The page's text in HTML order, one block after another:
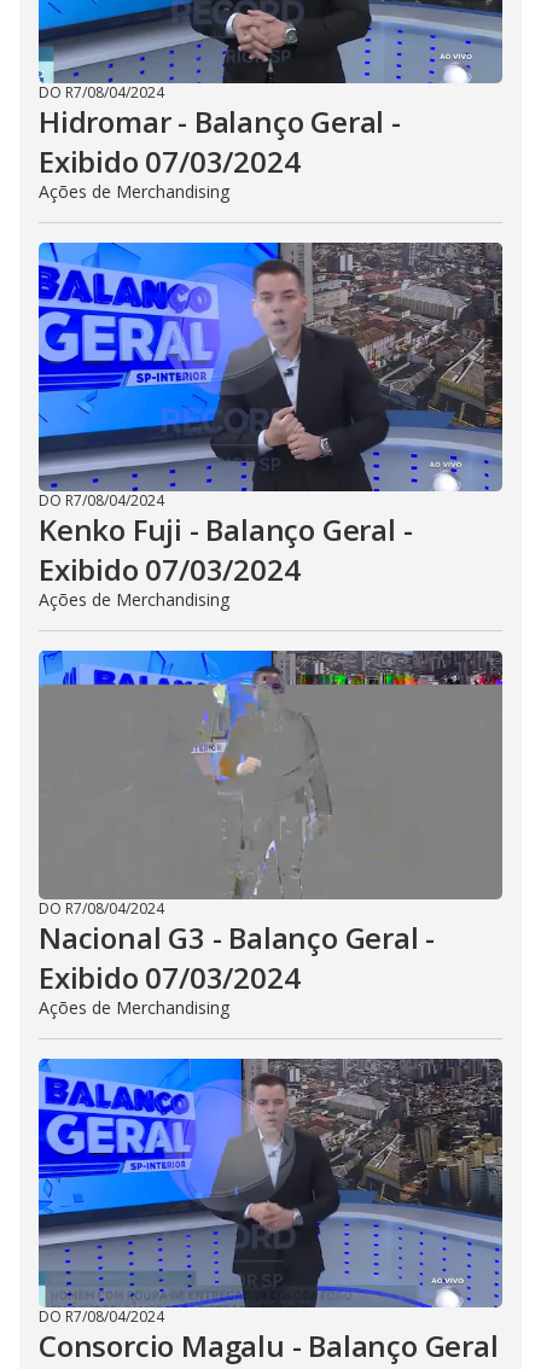
DO R7/08/04/2024
Hidromar - Balanço Geral -
Exibido 07/03/2024
Ações de Merchandising
DO R7/08/04/2024
Kenko Fuji - Balanço Geral -
Exibido 07/03/2024
Ações de Merchandising
DO R7/08/04/2024
Nacional G3 - Balanço Geral -
Exibido 07/03/2024
Ações de Merchandising
DO R7/08/04/2024
Consorcio Magalu - Balanço Geral